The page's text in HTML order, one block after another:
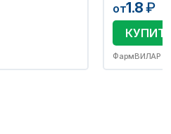
от1.8₽
ФармВИЛАР